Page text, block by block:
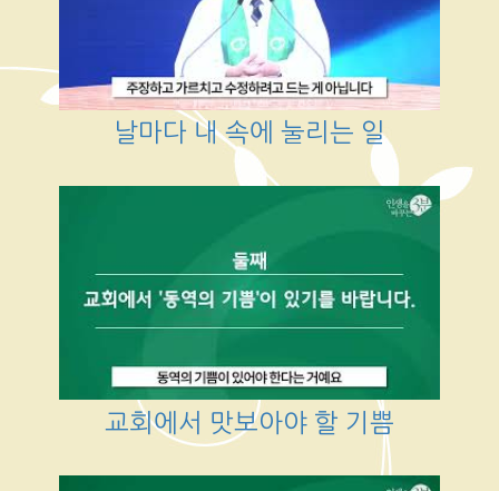
날마다 내 속에 눌리는 일
교회에서 맛보아야 할 기쁨